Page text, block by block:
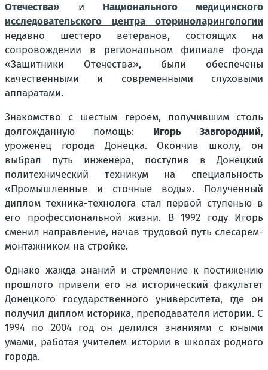
Отечества» и Национального медицинского
исследовательского центра оториноларингологии
недавно шестеро ветеранов, состоящих на
сопровождении в региональном филиале фонда
«Защитники Отечества», были обеспечены
качественными и современными слуховыми
аппаратами.
Знакомство с шестым героем, получившим столь
долгожданную помощь: Игорь Завгородний,
уроженец города Донецка. Окончив школу, он
выбрал путь инженера, поступив в Донецкий
политехнический техникум на специальность
«Промышленные и сточные воды». Полученный
диплом техника-технолога стал первой ступенью в
его профессиональной жизни. В 1992 году Игорь
сменил направление, начав трудовой путь слесарем-
монтажником на стройке.
Однако жажда знаний и стремление к постижению
прошлого привели его на исторический факультет
Донецкого государственного университета, где он
получил диплом историка, преподавателя истории. С
1994 по 2004 год он делился знаниями с юными
умами, работая учителем истории в школах родного
города.